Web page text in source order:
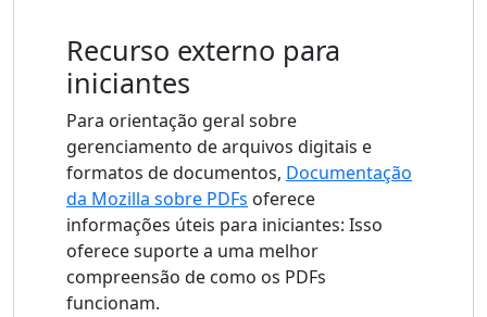
Recurso externo para
iniciantes
Para orientação geral sobre
gerenciamento de arquivos digitais e
formatos de documentos, Documentação
da Mozilla sobre PDFs oferece
informações úteis para iniciantes: Isso
oferece suporte a uma melhor
compreensão de como os PDFs
funcionam.